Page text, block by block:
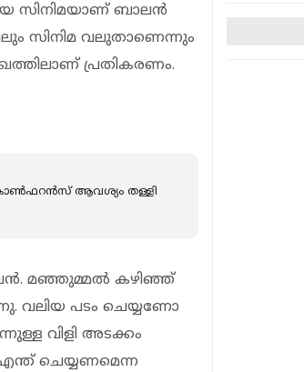
സിനിമയാണ് ബാലന്‍
സിനിമ വലുതാണെന്നും
പ്രതികരണം.
ആവശ്യം തള്ളി
മഞ്ഞുമ്മല്‍ കഴിഞ്ഞ്
വലിയ പടം ചെയ്യണോ
വിളി അടക്കം
ചെയ്യണമെന്ന